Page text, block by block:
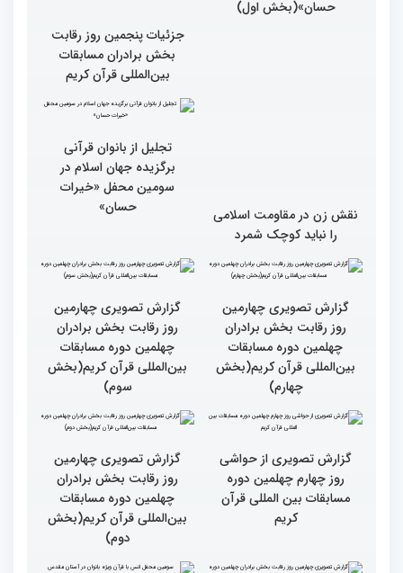
جزئیات پنجمین روز رقابت
بخش برادران مسابقات
بین‌المللی قرآن کریم
نقش زن در مقاومت اسلامی
را نباید کوچک شمرد
تجلیل از بانوان قرآنی
حسان»
گزارش تصویری چهارمین
روز رقابت بخش برادران
چهلمین دوره مسابقات
بین‌المللی قرآن کریم(بخش
چهارم)
گزارش تصویری چهارمین
روز رقابت بخش برادران
چهلمین دوره مسابقات
بین‌المللی قرآن کریم(بخش
سوم)
گزارش تصویری از حواشی